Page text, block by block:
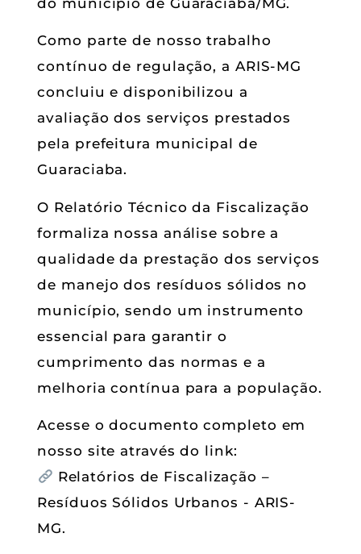
Como parte de nosso trabalho
contínuo de regulação, a ARIS-MG
concluiu e disponibilizou a
avaliação dos serviços prestados
pela prefeitura municipal de
Guaraciaba.
O Relatório Técnico da Fiscalização
formaliza nossa análise sobre a
qualidade da prestação dos serviços
de manejo dos resíduos sólidos no
município, sendo um instrumento
essencial para garantir o
cumprimento das normas e a
melhoria contínua para a população.
Acesse o documento completo em
nosso site através do link:
Relatórios de Fiscalização –
Resíduos Sólidos Urbanos - ARIS-
MG.